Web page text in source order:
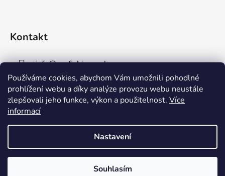
Používáme cookies, abychom Vám umožnili pohodlné
prohlížení webu a díky analýze provozu webu neustále
zlepšovali jeho funkce, výkon a použitelnost. Více
informací
Nastavení
Souhlasím
Kontakt
info@aaafishingpraha.cz
778 011 878
Vytvořil Shoptet
AAA Fishing Praha s.r.o.